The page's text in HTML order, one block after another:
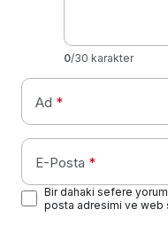
0/30 karakter
Ad *
E-Posta *
Bir dahaki sefere yorum
posta adresimi ve web